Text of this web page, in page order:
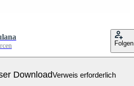
Folgen
DownloadVerweis erforderlich